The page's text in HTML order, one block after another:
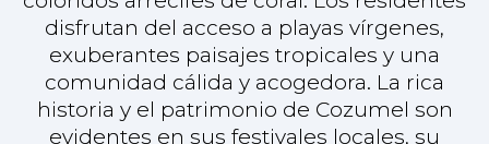
buscando construir una casa familiar o que
busque un tranquilo refugio para su retiro,
Lot Mora presenta una oportunidad única
para crear su propio paraíso en esta
encantadora isla.